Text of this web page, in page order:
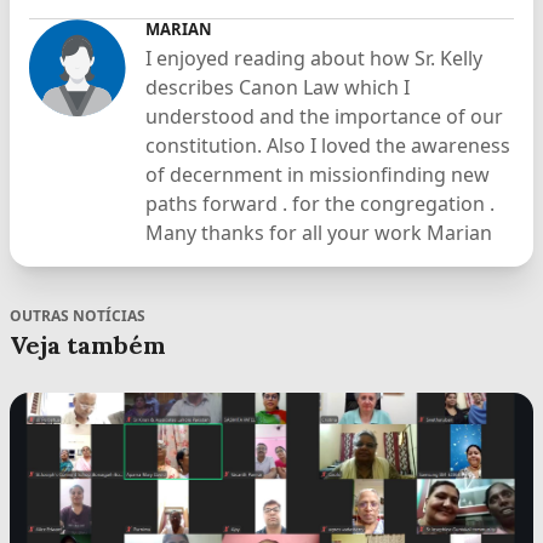
MARIAN
I enjoyed reading about how Sr. Kelly
describes Canon Law which I
understood and the importance of our
constitution. Also I loved the awareness
of decernment in missionfinding new
paths forward . for the congregation .
Many thanks for all your work Marian
OUTRAS NOTÍCIAS
Veja também